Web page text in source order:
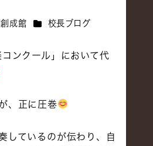
成館 カテゴリー
校長ブログ
ンクール」において代
、正に圧巻
しているのが伝わり、自